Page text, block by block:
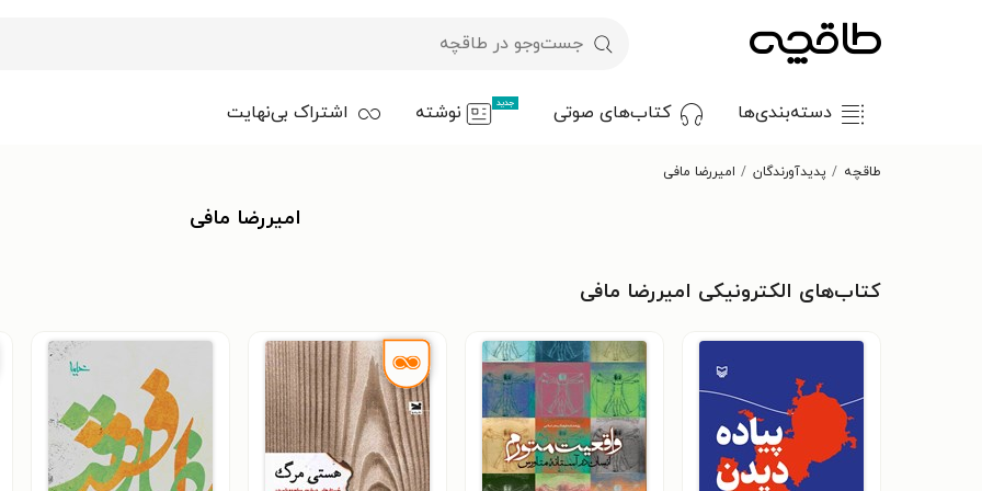
دسته‌بندی‌ها کتاب‌های صوتی جدید نوشته اشتراک بی‌نهایت
طاقچه پدیدآورندگان امیررضا مافی
امیررضا مافی
کتاب‌های الکترونیکی امیررضا مافی